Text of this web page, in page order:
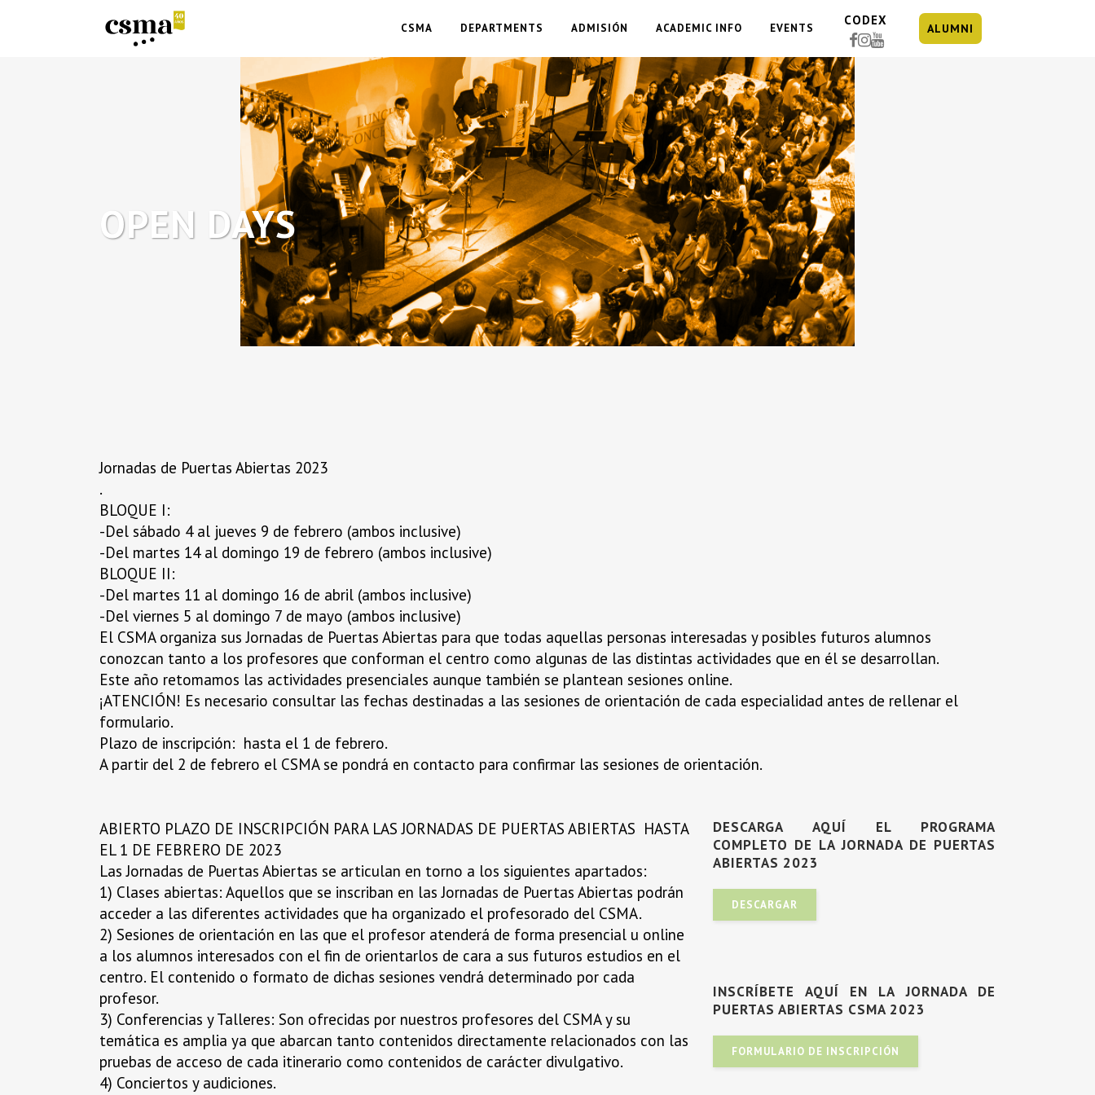
CSMA DEPARTMENTS ADMISIÓN ACADEMIC INFO EVENTS
CODEX
ALUMNI
OPEN DAYS
Jornadas de Puertas Abiertas 2023
.
BLOQUE I:
-Del sábado 4 al jueves 9 de febrero (ambos inclusive)
-Del martes 14 al domingo 19 de febrero (ambos inclusive)
BLOQUE II:
-Del martes 11 al domingo 16 de abril (ambos inclusive)
-Del viernes 5 al domingo 7 de mayo (ambos inclusive)
El CSMA organiza sus Jornadas de Puertas Abiertas para que todas aquellas personas interesadas y posibles futuros alumnos
conozcan tanto a los profesores que conforman el centro como algunas de las distintas actividades que en él se desarrollan.
Este año retomamos las actividades presenciales aunque también se plantean sesiones online.
¡ATENCIÓN! Es necesario consultar las fechas destinadas a las sesiones de orientación de cada especialidad antes de rellenar el
formulario.
Plazo de inscripción: hasta el 1 de febrero.
A partir del 2 de febrero el CSMA se pondrá en contacto para confirmar las sesiones de orientación.
ABIERTO PLAZO DE INSCRIPCIÓN PARA LAS JORNADAS DE PUERTAS ABIERTAS HASTA
EL 1 DE FEBRERO DE 2023
Las Jornadas de Puertas Abiertas se articulan en torno a los siguientes apartados:
1) Clases abiertas: Aquellos que se inscriban en las Jornadas de Puertas Abiertas podrán
acceder a las diferentes actividades que ha organizado el profesorado del CSMA.
2) Sesiones de orientación en las que el profesor atenderá de forma presencial u online
a los alumnos interesados con el fin de orientarlos de cara a sus futuros estudios en el
centro. El contenido o formato de dichas sesiones vendrá determinado por cada
profesor.
3) Conferencias y Talleres: Son ofrecidas por nuestros profesores del CSMA y su
temática es amplia ya que abarcan tanto contenidos directamente relacionados con las
pruebas de acceso de cada itinerario como contenidos de carácter divulgativo.
4) Conciertos y audiciones.
DESCARGA AQUÍ EL PROGRAMA
COMPLETO DE LA JORNADA DE PUERTAS
ABIERTAS 2023
DESCARGAR
INSCRÍBETE AQUÍ EN LA JORNADA DE
PUERTAS ABIERTAS CSMA 2023
FORMULARIO DE INSCRIPCIÓN